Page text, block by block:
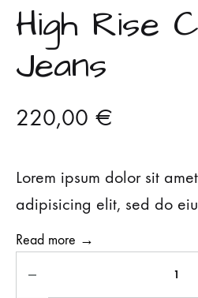
High Rise
Jeans
220,00 €
Lorem ipsum dolor sit
adipisicing elit, sed do
Read more →